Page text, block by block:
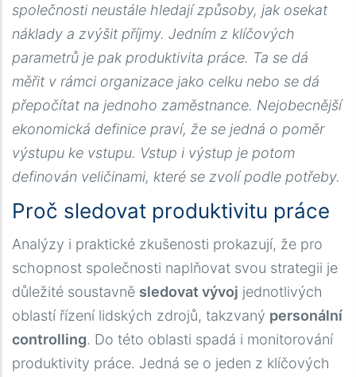
společnosti neustále hledají způsoby, jak osekat
náklady a zvýšit příjmy. Jedním z klíčových
parametrů je pak produktivita práce. Ta se dá
měřit v rámci organizace jako celku nebo se dá
přepočítat na jednoho zaměstnance. Nejobecnější
ekonomická definice praví, že se jedná o poměr
výstupu ke vstupu. Vstup i výstup je potom
definován veličinami, které se zvolí podle potřeby.
Proč sledovat produktivitu práce
Analýzy i praktické zkušenosti prokazují, že pro
schopnost společnosti naplňovat svou strategii je
důležité soustavně sledovat vývoj jednotlivých
oblastí řízení lidských zdrojů, takzvaný personální
controlling. Do této oblasti spadá i monitorování
produktivity práce. Jedná se o jeden z klíčových